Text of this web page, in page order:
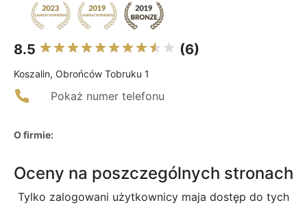
8.5 (6)
Koszalin, Obrońców Tobruku 1
Pokaż numer telefonu
O firmie:
Oceny na poszczególnych stronach
Tylko zalogowani użytkownicy maja dostęp do tych